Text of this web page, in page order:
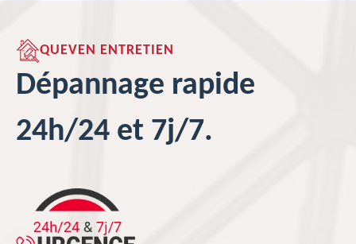
QUEVEN ENTRETIEN
Dépannage rapide
24h/24 et 7j/7.